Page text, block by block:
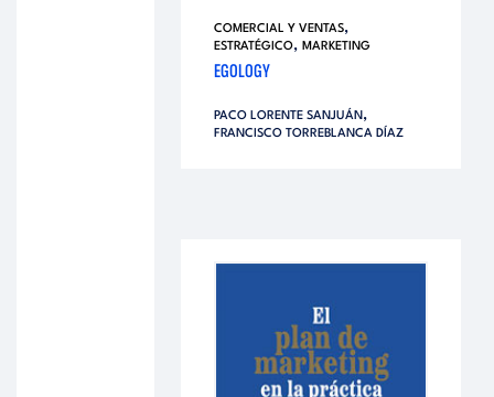
COMERCIAL Y VENTAS,
ESTRATÉGICO, MARKETING
EGOLOGY
PACO LORENTE SANJUÁN,
FRANCISCO TORREBLANCA DÍAZ